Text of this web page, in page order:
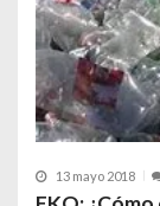
13 mayo 2018